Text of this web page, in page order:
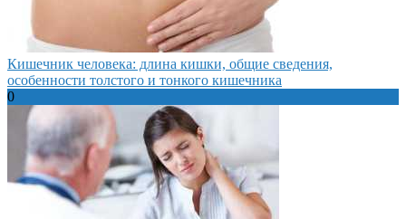
Кишечник человека: длина кишки, общие сведения,
особенности толстого и тонкого кишечника
0